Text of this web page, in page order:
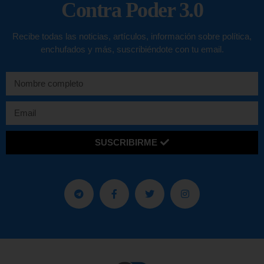
Contra Poder 3.0
Recibe todas las noticias, artículos, información sobre política,
enchufados y más, suscribiéndote con tu email.
SUSCRIBIRME